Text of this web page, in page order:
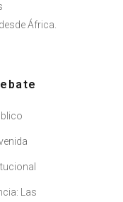
África.
Las